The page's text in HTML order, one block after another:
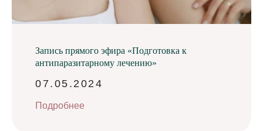
Запись прямого эфира «Подготовка к
антипаразитарному лечению»
07.05.2024
Подробнее